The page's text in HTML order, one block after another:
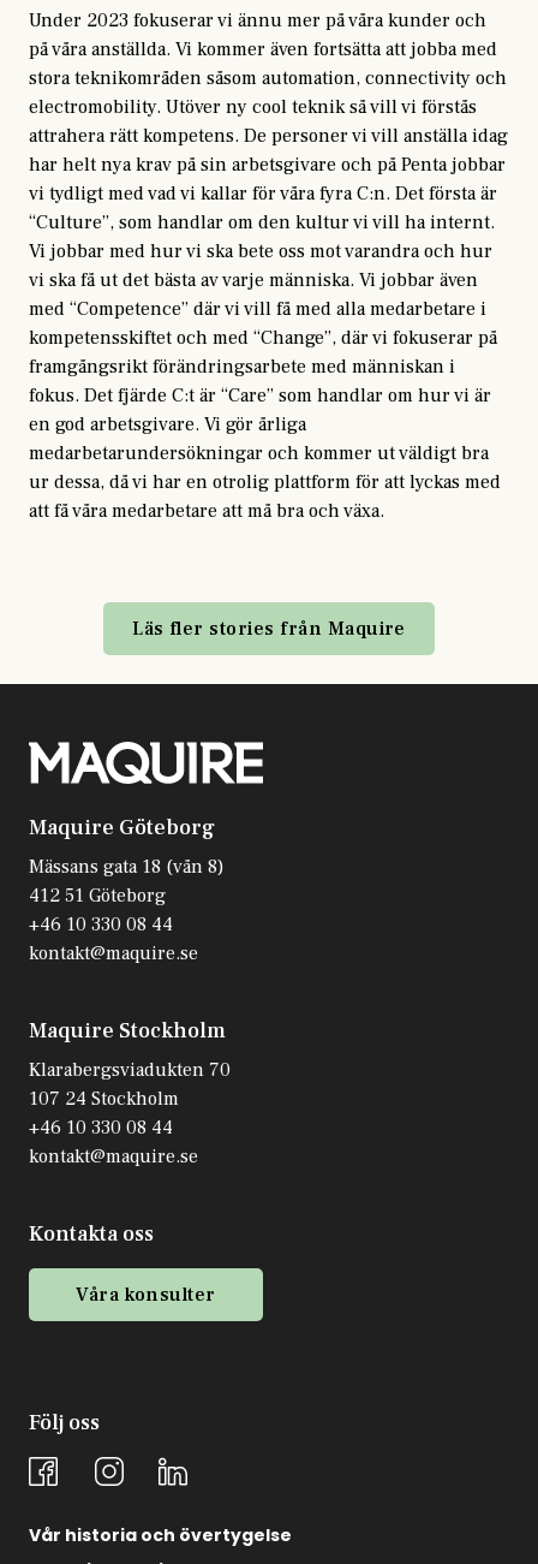
Under 2023 fokuserar vi ännu mer på våra kunder och
på våra anställda. Vi kommer även fortsätta att jobba med
stora teknikområden såsom automation, connectivity och
electromobility. Utöver ny cool teknik så vill vi förstås
attrahera rätt kompetens. De personer vi vill anställa idag
har helt nya krav på sin arbetsgivare och på Penta jobbar
vi tydligt med vad vi kallar för våra fyra C:n. Det första är
“Culture”, som handlar om den kultur vi vill ha internt.
Vi jobbar med hur vi ska bete oss mot varandra och hur
vi ska få ut det bästa av varje människa. Vi jobbar även
med “Competence” där vi vill få med alla medarbetare i
kompetensskiftet och med “Change”, där vi fokuserar på
framgångsrikt förändringsarbete med människan i
fokus. Det fjärde C:t är “Care” som handlar om hur vi är
en god arbetsgivare. Vi gör årliga
medarbetarundersökningar och kommer ut väldigt bra
ur dessa, då vi har en otrolig plattform för att lyckas med
att få våra medarbetare att må bra och växa.
Läs fler stories från Maquire
Maquire Göteborg
Mässans gata 18 (vån 8)
412 51 Göteborg
+46 10 330 08 44
kontakt@maquire.se
Maquire Stockholm
Klarabergsviadukten 70
107 24 Stockholm
+46 10 330 08 44
kontakt@maquire.se
Kontakta oss
Våra konsulter
Följ oss
Vår historia och övertygelse